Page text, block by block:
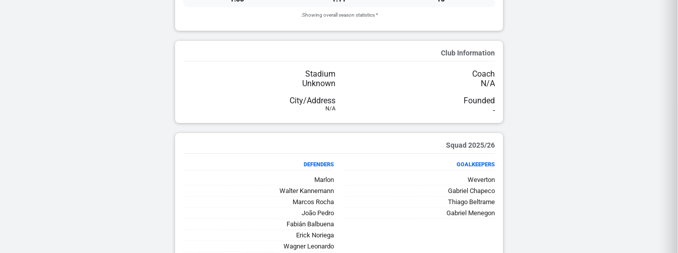
* Showing overall season statistics.
Club Information
Coach
N/A
Stadium
Unknown
Founded
-
City/Address
N/A
2025/26 Squad
GOALKEEPERS
Weverton
Gabriel Chapeco
Thiago Beltrame
Gabriel Menegon
DEFENDERS
Marlon
Walter Kannemann
Marcos Rocha
João Pedro
Fabián Balbuena
Erick Noriega
Wagner Leonardo